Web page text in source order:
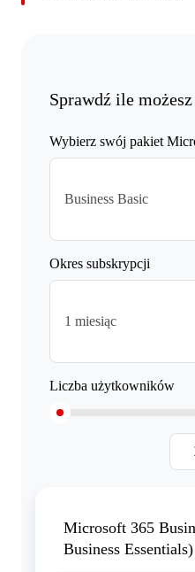
Sprawdź ile
Wybierz swój pakiet
Business Basic
Okres subskrypcji
1 miesiąc
Liczba użytkowników
Microsoft 365
Business Essentials)